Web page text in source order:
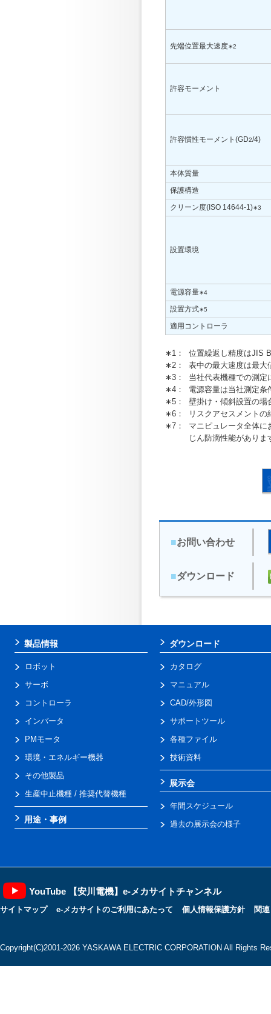
先端位置最大速度∗2
許容モーメント
許容慣性モーメント(GD2/4)
本体質量
保護構造
クリーン度(ISO 14644-1)∗3
設置環境
電源容量∗4
設置方式∗5
適用コントローラ
∗1：
位置繰返し精度はJIS
∗2：
表中の最大速度は最大
∗3：
当社代表機種での測
∗4：
電源容量は当社測定
∗5：
壁掛け・傾斜設置の場
∗6：
リスクアセスメント
∗7：
マニピュレータ全体
じん防滴性能がありま
■お問い合わせ
■ダウンロード
製品情報
ロボット
サーボ
コントローラ
インバータ
PMモータ
環境・エネルギー機器
その他製品
生産中止機種 / 推奨代替機種
用途・事例
ダウンロード
カタログ
マニュアル
CAD/外形図
サポートツール
各種ファイル
技術資料
展示会
年間スケジュール
過去の展示会の様子
YouTube 【安川電機】e-メカサイトチャンネル
サイトマップ e-メカサイトのご利用にあたって 個人情報保護方針 関
Copyright(C)2001‐2026 YASKAWA ELECTRIC CORPORATION All Rights